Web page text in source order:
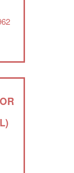
?
d'affaires
de